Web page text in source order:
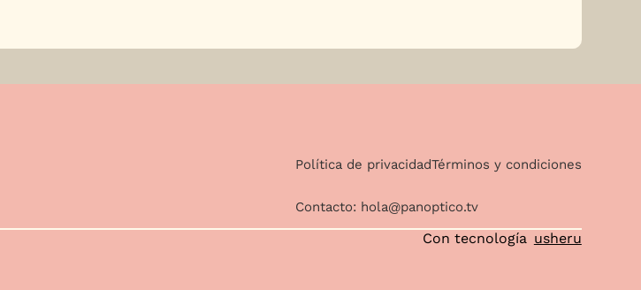
Política de privacidadTérminos y condiciones
Contacto: hola@panoptico.tv
Con tecnología usheru